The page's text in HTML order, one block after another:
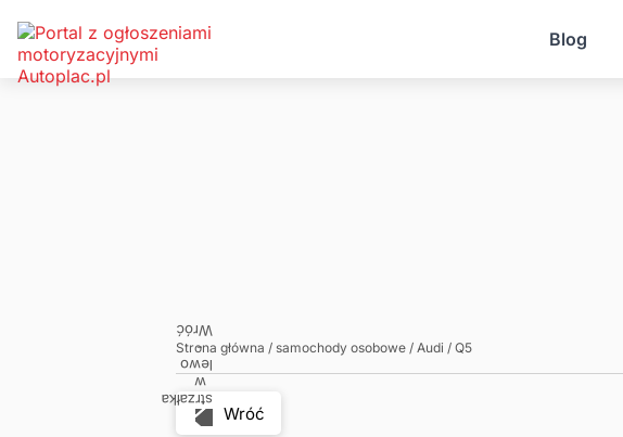
Blog
Strona główna / samochody osobowe / Audi / Q5
Wróć